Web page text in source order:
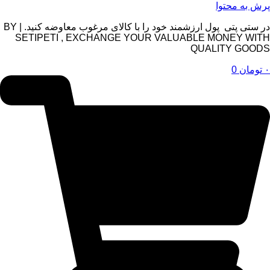
در ستی پتی پول ارزشمند خود را با کالای مرغوب معاوضه کنید. | BY
SETIPETI , EXCHANGE YOUR VALUABLE
QUALITY
0